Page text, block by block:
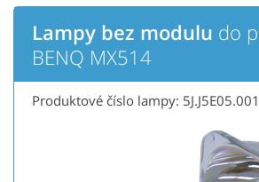
Lampy bez modulu do
BENQ MX514
Produktové číslo lampy: 5J.J5E05.001